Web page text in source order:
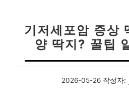
기저세포암 증상
양 딱지? 꿀팁
2026-05-26 작성자: